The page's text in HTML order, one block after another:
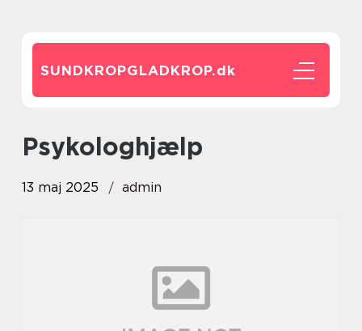
SUNDKROPGLADKROP.dk
psykologhjælp
13 maj 2025 admin